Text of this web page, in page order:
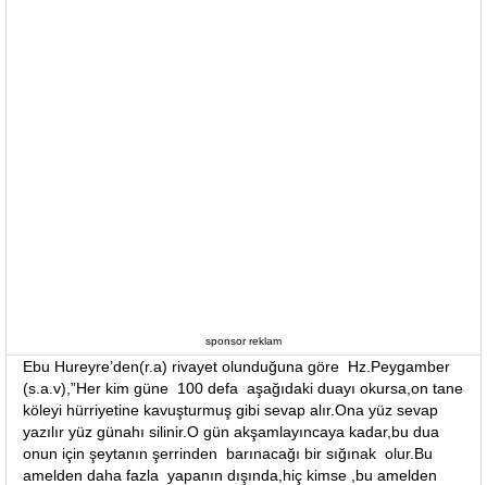
sponsor reklam
Ebu Hureyre’den(r.a) rivayet olunduğuna göre Hz.Peygamber
(s.a.v),”Her kim güne 100 defa aşağıdaki duayı okursa,on tane
köleyi hürriyetine kavuşturmuş gibi sevap alır.Ona yüz sevap
yazılır yüz günahı silinir.O gün akşamlayıncaya kadar,bu dua
onun için şeytanın şerrinden barınacağı bir sığınak olur.Bu
amelden daha fazla yapanın dışında,hiç kimse ,bu amelden